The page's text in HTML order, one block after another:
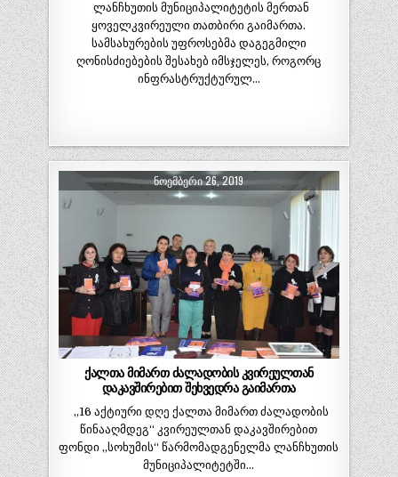
ლანჩხუთის მუნიციპალიტეტის მერთან
ყოველკვირეული თათბირი გაიმართა.
სამსახურების უფროსებმა დაგეგმილი
ღონისძიებების შესახებ იმსჯელეს, როგორც
ინფრასტრუქტურულ…
ᲜᲝᲔᲛᲑᲔᲠᲘ 26, 2019
ქალთა მიმართ ძალადობის კვირეულთან
დაკავშირებით შეხვედრა გაიმართა
„16 აქტიური დღე ქალთა მიმართ ძალადობის
წინააღმდეგ“ კვირეულთან დაკავშირებით
ფონდი „სოხუმის“ წარმომადგენელმა ლანჩხუთის
მუნიციპალიტეტში…